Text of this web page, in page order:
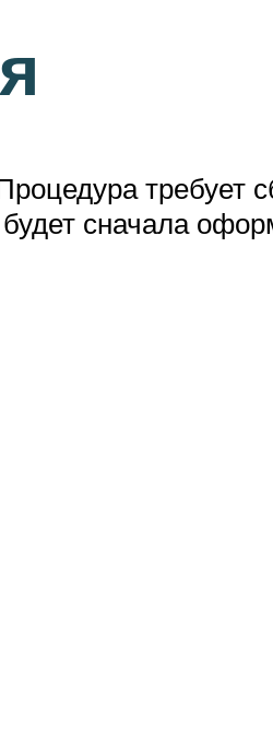
требует
сначала